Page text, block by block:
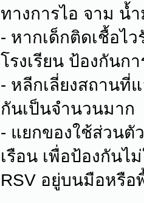
ทางการไอ จาม น้
- หากเด็กติดเชื้อไ
โรงเรียน ป้องกันก
- หลีกเลี่ยงสถานที่
กันเป็นจำนวนมาก
- แยกของใช้ส่วนตั
เรือน เพื่อป้องกันไ
RSV อยู่บนมือหรือ